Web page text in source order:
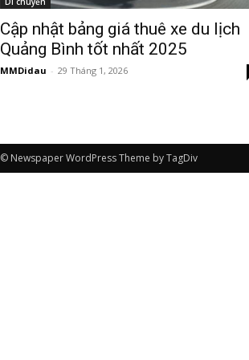
Cập nhật bảng giá thuê xe du lịch
Quảng Bình tốt nhất 2025
MMDidau - 29 Tháng 1, 2026
© Newspaper WordPress Theme by TagDiv